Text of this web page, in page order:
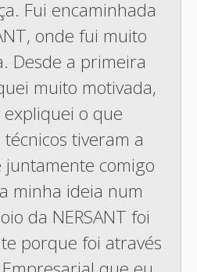
Fui encaminhada
onde fui muito
Desde a primeira
muito motivada,
o que
tiveram a
juntamente comigo
minha ideia num
da NERSANT foi
porque foi através